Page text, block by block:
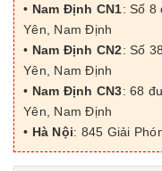
• Nam Định CN1: Số 8
Yên, Nam Định
• Nam Định CN2: Số
Yên, Nam Định
• Nam Định CN3: 68
Yên, Nam Định
• Hà Nội: 845 Giải